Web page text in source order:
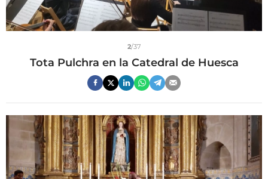
2/37
Tota Pulchra en la Catedral de Huesca